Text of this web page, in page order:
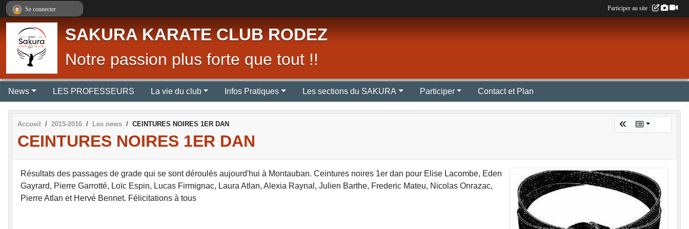
SAKURA KARATE CLUB RODEZ
Notre passion plus forte que tout !!
News LES PROFESSEURS La vie du club Infos Pratiques Les sections du SAKURA Participer Contact et Plan
Accueil 2015-2016 Les news CEINTURES NOIRES 1ER DAN
CEINTURES NOIRES 1ER DAN
Résultats des passages de grade qui se sont déroulés aujourd'hui à Montauban. Ceintures noires 1er dan pour Elise Lacombe, Eden
Gayrard, Pierre Garrotté, Loïc Espin, Lucas Firmignac, Laura Atlan, Alexia Raynal, Julien Barthe, Frederic Mateu, Nicolas Onrazac,
Pierre Atlan et Hervé Bennet. Félicitations à tous
Se connecter Participer au site :
Panneau de gestion des cookies